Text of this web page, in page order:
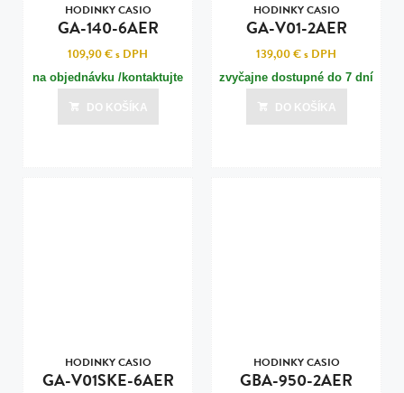
HODINKY CASIO
GA-140-6AER
109,90 €s DPH
na objednávku /kontaktujte
nás pre termín dodania/
DO KOŠÍKA
HODINKY CASIO
GA-V01-2AER
139,00 €s DPH
zvyčajne dostupné do 7 dní
DO KOŠÍKA
HODINKY CASIO
GA-V01SKE-6AER
HODINKY CASIO
GBA-950-2AER